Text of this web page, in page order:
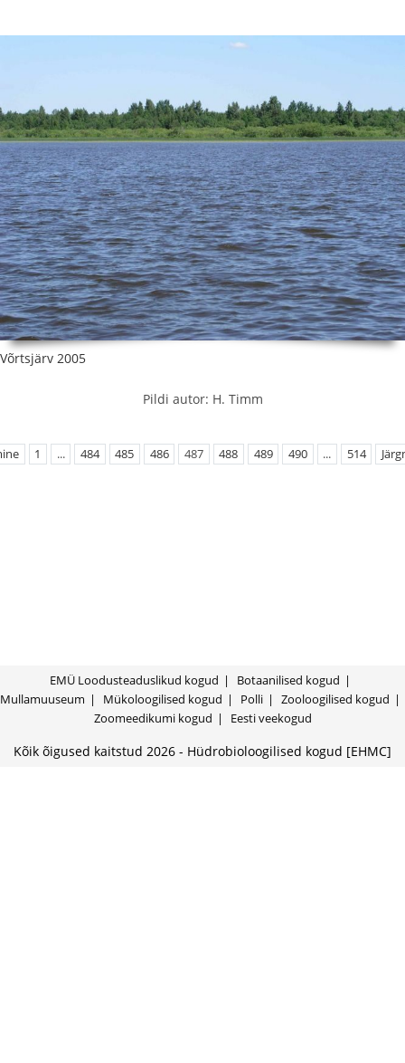
Võrtsjärv 2005
Pildi autor: H. Timm
1 ... 484 485 486 487 488 489 490 ... 514
EMÜ Loodusteaduslikud kogud
Botaanilised kogud
Mullamuuseum
Mükoloogilised kogud Polli
Zooloogilised kogud
Zoomeedikumi kogud
Eesti veekogud
Kõik õigused kaitstud 2026 - Hüdrobioloogilised kogud [EHMC]